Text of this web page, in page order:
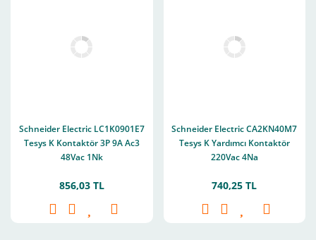
Schneider Electric LC1K0901E7
Tesys K Kontaktör 3P 9A Ac3
48Vac 1Nk
856,03 TL
Schneider Electric CA2KN40M7
Tesys K Yardımcı Kontaktör
220Vac 4Na
740,25 TL